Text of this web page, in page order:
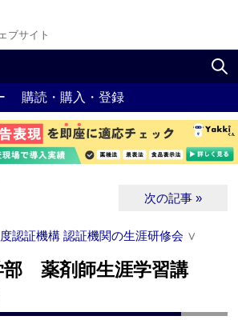
ブサイト
購読・購入・登録
次の記事 »
認証機構 認証機関の生涯研修会 ∨
部 薬剤師生涯学習講